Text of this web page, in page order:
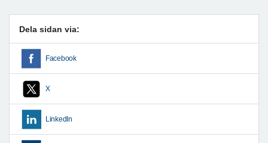
Dela sidan via:
Facebook
X
LinkedIn